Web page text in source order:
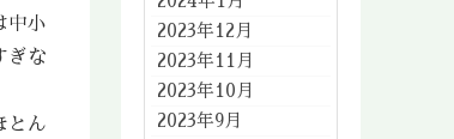
中小
ぎな
とん
2023年12月
2023年11月
2023年10月
2023年9月